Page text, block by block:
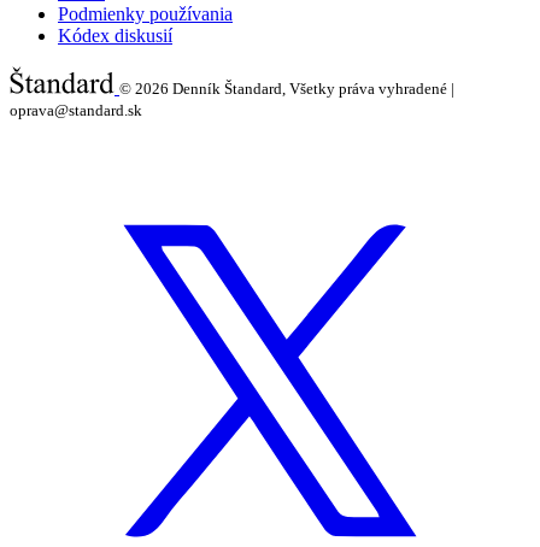
Podmienky používania
Kódex diskusií
© 2026 Denník Štandard, Všetky práva vyhradené |
oprava@standard.sk